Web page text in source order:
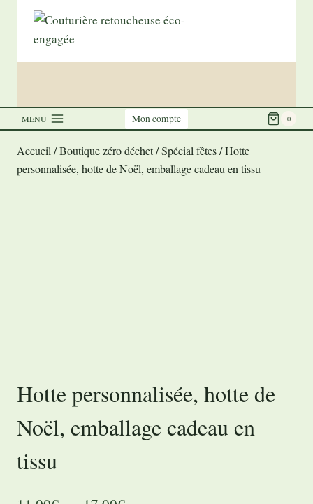
contenu
MENU Mon compte 0
Accueil /Boutique zéro déchet/Spécial fêtes/Hotte
personnalisée, hotte de Noël, emballage cadeau en tissu
Hotte personnalisée, hotte de
Noël, emballage cadeau en
tissu